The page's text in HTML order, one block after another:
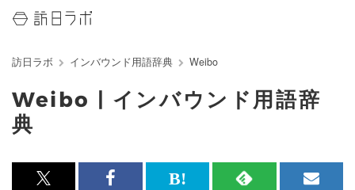
訪日ラボ インバウンド用語辞典 Weibo
Weibo | インバウンド用語辞
典